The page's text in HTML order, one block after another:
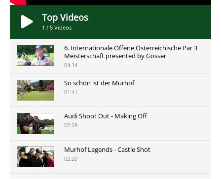
Top Videos
1 / 5 Videos
6. Internationale Offene Österreichische Par 3
Meisterschaft presented by Gösser
04:14
So schön ist der Murhof
01:41
Audi Shoot Out - Making Off
02:28
Murhof Legends - Castle Shot
02:20